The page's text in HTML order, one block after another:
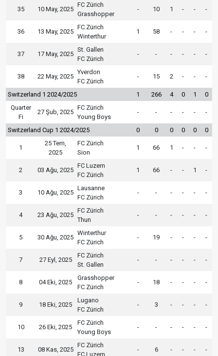
35 10 May, 2025
FC Zürich
Grasshopper
- 10 1 - - -
36 13 May, 2025
FC Zürich
Winterthur
1 58 - - - -
37 17 May, 2025
St. Gallen
FC Zürich
- - - - - -
38 22 May, 2025
Yverdon
FC Zürich
- 15 2 - - -
Switzerland 1 2024/2025 1 266 4 0 1
0
Quarter
Fi
27 Şub, 2025
FC Zürich
Young Boys
- - - - - -
Switzerland Cup 1 2024/2025 0 0 0 0 0 0
1
25 Tem,
2025
FC Zürich
Sion
1 66 1 - - -
2 03 Ağu, 2025
FC Luzern
FC Zürich
1 66 - - 1 -
3 10 Ağu, 2025
Lausanne
FC Zürich
- - - - - -
4 23 Ağu, 2025
FC Zürich
Thun
- - - - - -
5 30 Ağu, 2025
Winterthur
FC Zürich
- 19 - - - -
7 27 Eyl, 2025
FC Zürich
St. Gallen
- - - - - -
8 04 Eki, 2025
Grasshopper
FC Zürich
- 18 - - - -
9 18 Eki, 2025
Lugano
FC Zürich
- 3 - - - -
10 26 Eki, 2025
FC Zürich
Young Boys
- - - - - -
13 08 Kas, 2025
FC Zürich
FC Luzern
- 6 - - - -